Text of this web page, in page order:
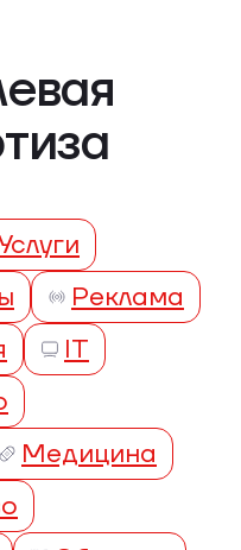
Реклама
IT
Медицина